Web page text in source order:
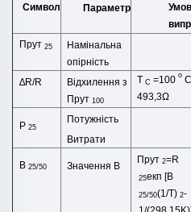
Символ Параметр
Прут25
Намінальна
опірність
∆R/R Відхиленняз
Прут100
TC=100 o C
493,3Ω
P25
Потужність
Витрати
B25/50 Значення B
Прут2=R
25екп [B
25/50(1/T) 2-